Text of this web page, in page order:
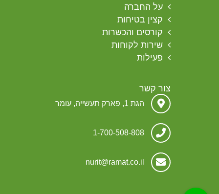
על החברה
קצין בטיחות
קורסים והכשרות
שירות לקוחות
פעילות
צור קשר
הגת 1, פארק תעשייה, עומר
1-700-508-808
nurit@ramat.co.il